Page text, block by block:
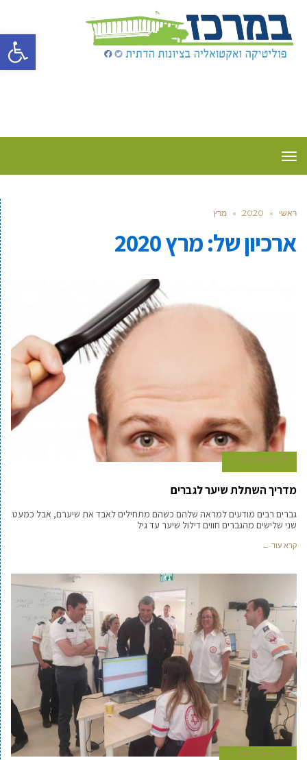
פתח
תפריט
ראשי »
2020
» מרץ
ארכיון של:מרץ 2020
31 במרץ 2020
מדריך השתלת שיער לגברים
גברים רבים מודעים למראה שלהם כשהם מתחילים לאבד את שיערם, אבל כמעט
שני שלישים מהגברים חווים דילול שיער עד גיל
קרא עוד ←
24 במרץ 2020